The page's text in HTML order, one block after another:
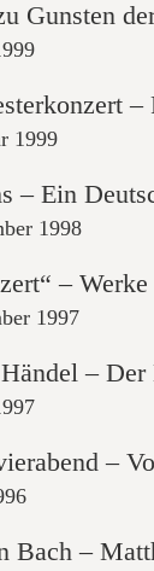
Gunsten
–
1999
– Ein
1998
–
1997
– Der
–
Bach –